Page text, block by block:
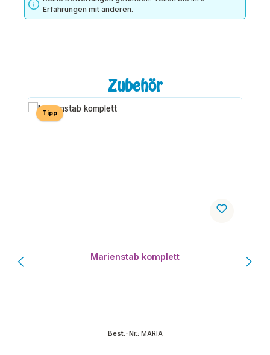
Erfahrungen mit anderen.
Produktgalerie überspringenZubehör
Tipp
Marienstab komplett
Best.-Nr.: MARIA